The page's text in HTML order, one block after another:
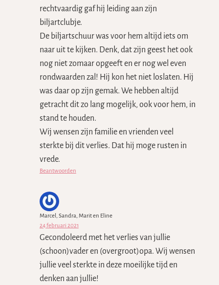
rechtvaardig gaf hij leiding aan zijn
biljartclubje.
De biljartschuur was voor hem altijd iets om
naar uit te kijken. Denk, dat zijn geest het ook
nog niet zomaar opgeeft en er nog wel even
rondwaarden zal! Hij kon het niet loslaten. Hij
was daar op zijn gemak. We hebben altijd
getracht dit zo lang mogelijk, ook voor hem, in
stand te houden.
Wij wensen zijn familie en vrienden veel
sterkte bij dit verlies. Dat hij moge rusten in
vrede.
Beantwoorden
Marcel, Sandra, Marit en Eline
24 februari 2021
Gecondoleerd met het verlies van jullie
(schoon)vader en (overgroot)opa. Wij wensen
jullie veel sterkte in deze moeilijke tijd en
denken aan jullie!